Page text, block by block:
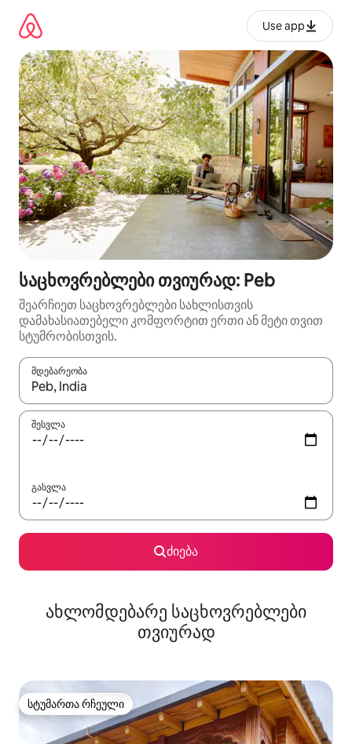
გადასვლა
Use app
საცხოვრებლები თვიურად: Peb
შეარჩიეთ საცხოვრებლები სახლისთვის
დამახასიათებელი კომფორტით ერთი ან მეტი თვით
სტუმრობისთვის.
მდებარეობა
როცა შედეგები ხელმისაწვდომი გახდება, ნავიგაციისთვის
შესვლა
გასვლა
ძიება
ახლომდებარე საცხოვრებლები
თვიურად
სტუმართა რჩეული
სტუმართა რჩეული